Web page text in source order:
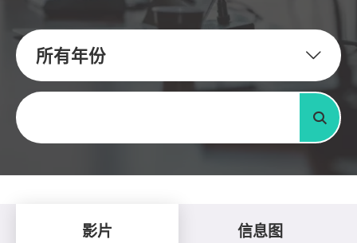
所有年份
关键字
搜寻
影片 信息图